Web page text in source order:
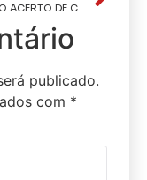
OPERAÇÃO ACERTO DE CONTAS: Polícia Civil cumpre quatro mandados de prisão e alcança marca de 100 prisões realizadas pela DRF-CG
publicado.
com *